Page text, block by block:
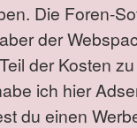
Die Foren-
der
der Kosten zu
ich hier
du einen